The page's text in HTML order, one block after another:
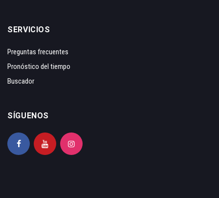
SERVICIOS
Preguntas frecuentes
Pronóstico del tiempo
Buscador
SÍGUENOS